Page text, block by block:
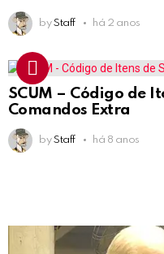
by Staff há 2 anos
SCUM – Código de
Comandos Extra
by Staff há 8 anos